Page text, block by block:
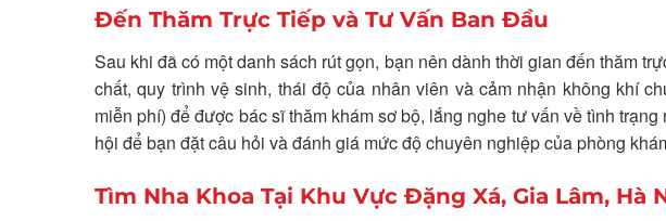
Đến Thăm Trực Tiếp và Tư Vấn Ban Đầu
Sau khi đã có một danh sách rút gọn, bạn nên dành thời gian đến thăm
chất, quy trình vệ sinh, thái độ của nhân viên và cảm nhận không khí
miễn phí) để được bác sĩ thăm khám sơ bộ, lắng nghe tư vấn về tình
hội để bạn đặt câu hỏi và đánh giá mức độ chuyên nghiệp của phòng
Tìm Nha Khoa Tại Khu Vực Đặng Xá, Gia Lâm, Hà